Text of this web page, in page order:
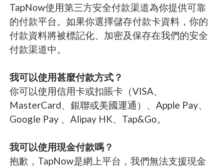
TapNow使用第三方安全付款渠道為你提供可靠
的付款平台。如果你選擇儲存付款卡資料，你的
付款資料將被標記化、加密及保存在我們的安全
付款渠道中。
我可以使用甚麼付款方式？
你可以使用信用卡或扣賬卡（VISA、
MasterCard、銀聯或美國運通）、Apple Pay、
Google Pay 、Alipay HK、Tap&Go。
我可以使用現金付款嗎？
抱歉，TapNow是網上平台，我們無法支援現金